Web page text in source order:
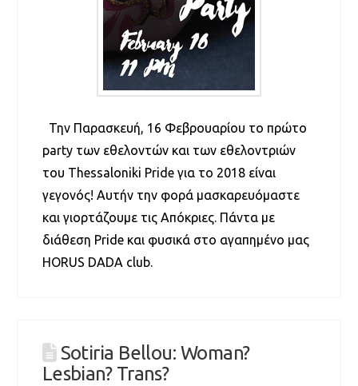
Την Παρασκευή, 16 Φεβρουαρίου το πρώτο
party των εθελοντών και των εθελοντριών
του Thessaloniki Pride για το 2018 είναι
γεγονός! Αυτήν την φορά μασκαρευόμαστε
και γιορτάζουμε τις Απόκριες. Πάντα με
διάθεση Pride και φυσικά στο αγαπημένο μας
HORUS DADA club.
Sotiria Bellou: Woman?
Lesbian? Trans?